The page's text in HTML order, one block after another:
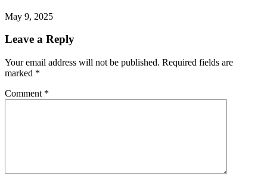
May 9, 2025
Leave a Reply
Your email address will not be published. Required fields are
marked *
Comment *